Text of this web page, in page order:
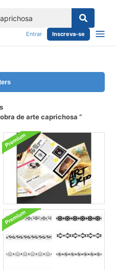
Entrar Inscreva-se
obra de arte caprichosa